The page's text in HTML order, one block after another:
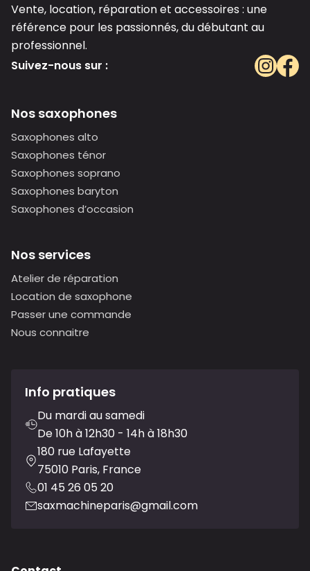
Vente, location, réparation et accessoires : une
référence pour les passionnés, du débutant au
professionnel.
Suivez-nous sur :
Nos saxophones
Saxophones alto
Saxophones ténor
Saxophones soprano
Saxophones baryton
Saxophones d’occasion
Nos services
Atelier de réparation
Location de saxophone
Passer une commande
Nous connaitre
Info pratiques
Du mardi au samedi
De 10h à 12h30 - 14h à 18h30
180 rue Lafayette
75010 Paris, France
01 45 26 05 20
saxmachineparis@gmail.com